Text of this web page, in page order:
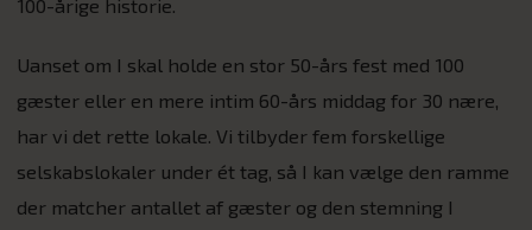
100-årige historie.
Uanset om I skal holde en stor 50-års fest med 100
gæster eller en mere intim 60-års middag for 30 nære,
har vi det rette lokale. Vi tilbyder fem forskellige
selskabslokaler under ét tag, så I kan vælge den ramme
der matcher antallet af gæster og den stemning I